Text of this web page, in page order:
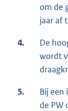
om de
jaar af
4.
De
wordt
5.
Bij een
de PW